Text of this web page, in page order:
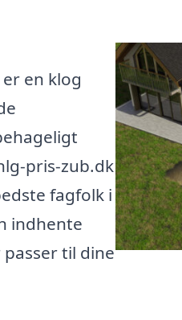
en klog
pris-zub.dk
fagfolk i
indhente
til dine